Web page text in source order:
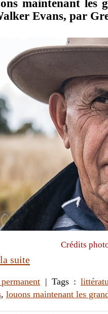
maintenant les
Evans, par
Crédits
suite
| Tags :
, louons maintenant les